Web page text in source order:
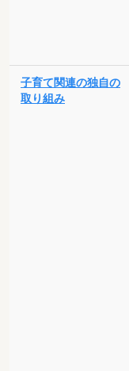
子育て関連の独自の
取り組み